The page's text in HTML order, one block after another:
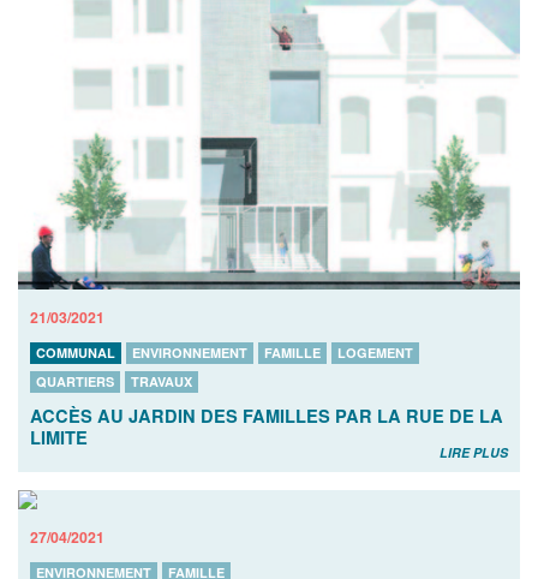
21/03/2021
COMMUNAL ENVIRONNEMENT FAMILLE
LOGEMENT
QUARTIERS
TRAVAUX
ACCÈS AU JARDIN DES FAMILLES PAR LA RUE DE LA
LIMITE
LIRE PLUS
27/04/2021
ENVIRONNEMENT FAMILLE